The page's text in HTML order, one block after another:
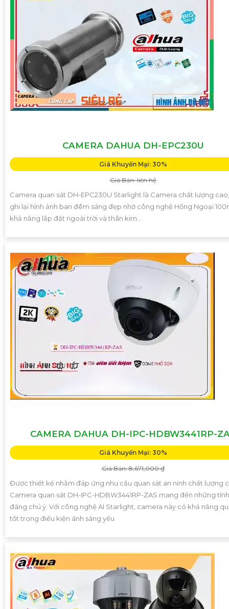
CAMERA DAHUA DH-EPC230U
Giá Khuyến Mại: 30%
Giá Bán: liên hệ
Camera quan sát DH-EPC230U Starlight là Camera chất lượng
ghi lại hình ảnh ban đêm sáng đẹp nhờ công nghệ Hồng Ngoại
khả năng lắp đặt ngoài trời và thân kim...
CAMERA DAHUA DH-IPC-HDBW3441RP-
Giá Khuyến Mại: 30%
Giá Bán: 8,671,000 ₫
Được thiết kế nhằm đáp ứng nhu cầu quan sát an ninh chất lượng
Camera quan sát DH-IPC-HDBW3441RP-ZAS mang đến những
đáng chú ý. Với công nghệ AI Starlight, camera này có khả năng
tốt trong điều kiện ánh sáng yếu